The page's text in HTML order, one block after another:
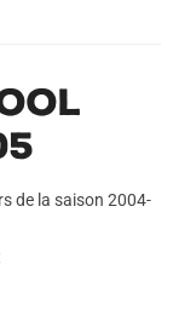
de la saison 2004-